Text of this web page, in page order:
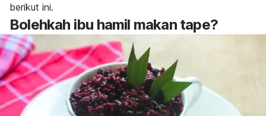
berikut ini.
Bolehkah ibu hamil makan tape?